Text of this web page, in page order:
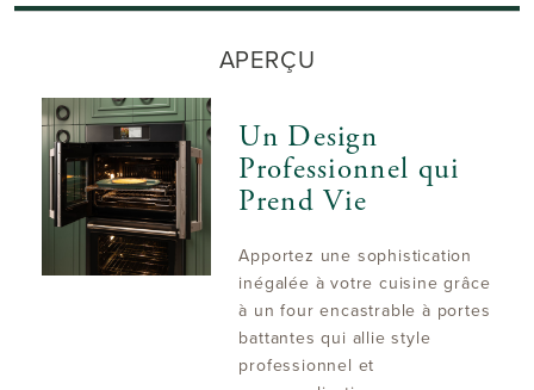
APERÇU
Un Design
Professionnel qui
Prend Vie
Apportez une sophistication
inégalée à votre cuisine grâce
à un four encastrable à portes
battantes qui allie style
professionnel et